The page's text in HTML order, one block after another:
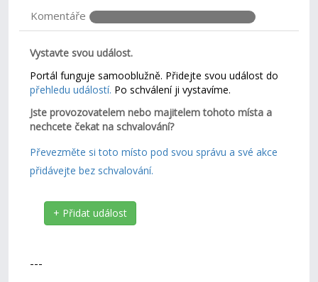
Komentáře
Vystavte svou událost.
Portál funguje samooblužně. Přidejte svou událost do
přehledu událostí. Po schválení ji vystavíme.
Jste provozovatelem nebo majitelem tohoto místa a
nechcete čekat na schvalování?
Převezměte si toto místo pod svou správu a své akce
přidávejte bez schvalování.
+ Přidat událost
---